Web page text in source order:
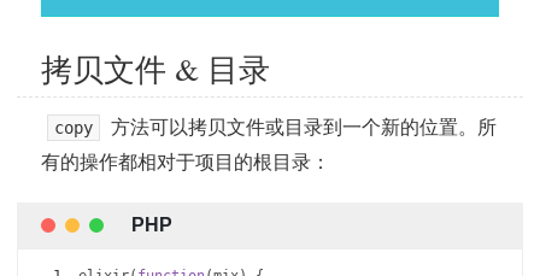
拷贝文件 & 目录
copy
方法可以拷贝文件或目录到一个新的位置。所
有的操作都相对于项目的根目录：